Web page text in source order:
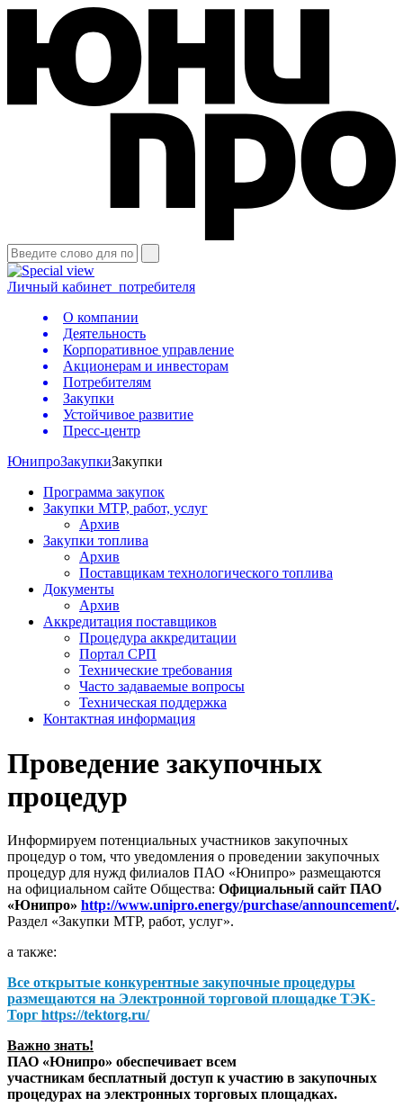
Личный кабинет потребителя
О компании
Деятельность
Корпоративное управление
Акционерам и инвесторам
Потребителям
Закупки
Устойчивое развитие
Пресс-центр
ЮнипроЗакупкиЗакупки
Программа закупок
Закупки МТР, работ, услуг
Архив
Закупки топлива
Архив
Поставщикам технологического топлива
Документы
Архив
Аккредитация поставщиков
Процедура аккредитации
Портал СРП
Технические требования
Часто задаваемые вопросы
Техническая поддержка
Контактная информация
Проведение закупочных
процедур
Информируем потенциальных участников закупочных
процедур о том, что уведомления о проведении закупочных
процедур для нужд филиалов ПАО «Юнипро» размещаются
на официальном сайте Общества: Официальный сайт ПАО
«Юнипро» http://www.unipro.energy/purchase/announcement/.
Раздел «Закупки МТР, работ, услуг».
а также:
Все открытые конкурентные закупочные процедуры
размещаются на Электронной торговой площадке ТЭК-
Торг https://tektorg.ru/
Важно знать!
ПАО «Юнипро» обеспечивает всем
участникам бесплатный доступ к участию в закупочных
процедурах на электронных торговых площадках.